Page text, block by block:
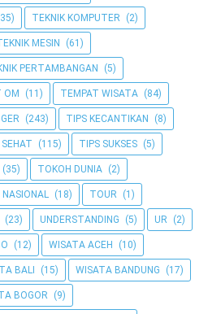
TEKNIK KOMPUTER (2)
MESIN (61)
PERTAMBANGAN (5)
OM (11) TEMPAT WISATA (84)
(243) TIPS KECANTIKAN (8)
(115) TIPS SUKSES (5)
(35) TOKOH DUNIA (2)
(18) TOUR (1)
(23) UNDERSTANDING (5) UR (2)
(12) WISATA ACEH (10)
BALI (15) WISATA BANDUNG (17)
BOGOR (9)